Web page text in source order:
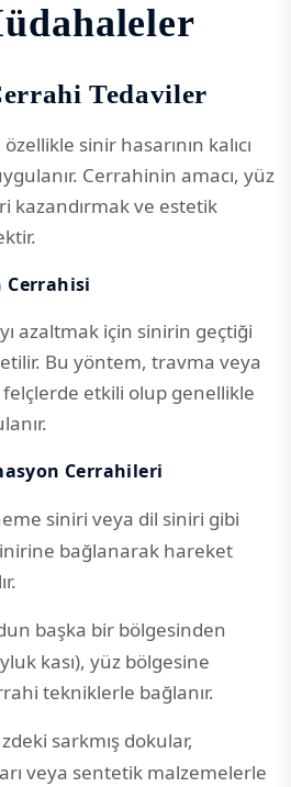
Tedaviler
sinir hasarının kalıcı
Cerrahinin amacı, yüz
kazandırmak ve estetik
Cerrahisi
azaltmak için sinirin geçtiği
Bu yöntem, travma veya
etkili olup genellikle
Cerrahileri
siniri veya dil siniri gibi
bağlanarak hareket
başka bir bölgesinden
kası), yüz bölgesine
tekniklerle bağlanır.
sarkmış dokular,
veya sentetik malzemelerle